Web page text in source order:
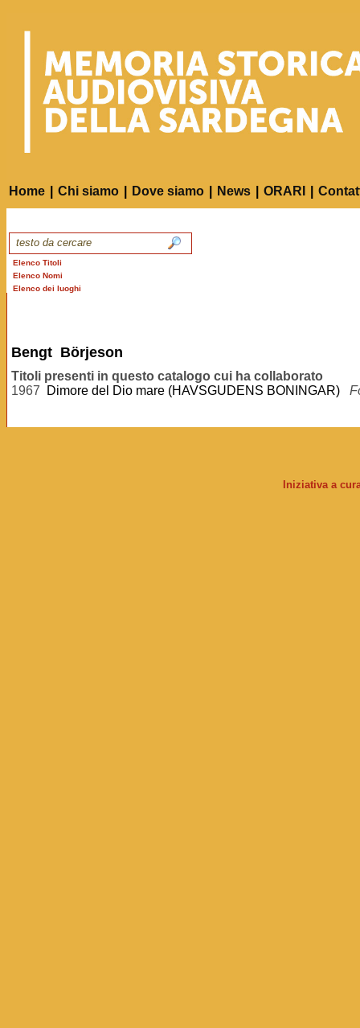
Home Chi siamo Dove siamo News ORARI
Elenco Titoli
Elenco Nomi
Elenco dei luoghi
Bengt Börjeson
Titoli presenti in questo catalogo cui ha collaborato
1967
Dimore del Dio mare (HAVSGUDENS BONINGAR)
Iniziativa a